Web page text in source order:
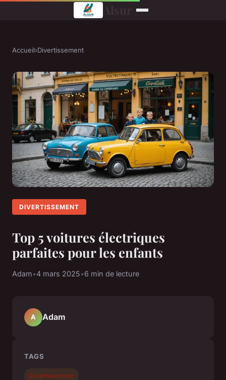
Accueil›Divertissement
DIVERTISSEMENT
Top 5 voitures électriques
parfaites pour les enfants
Adam•4 mars 2025•6 min de lecture
A Adam
TAGS
Divertissement